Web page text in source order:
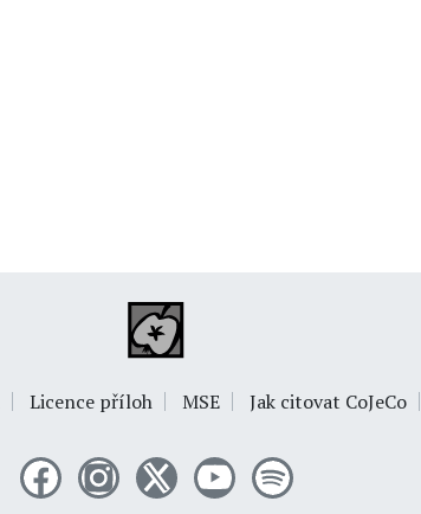
Licence příloh MSE Jak citovat CoJeCo